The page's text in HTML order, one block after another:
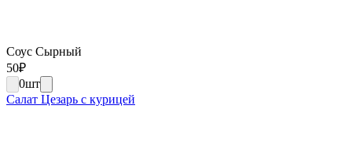
Соус Сырный
50₽
0шт
Салат Цезарь с курицей